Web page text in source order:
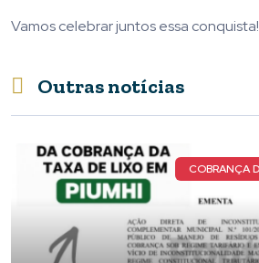
Vamos celebrar juntos essa conquista!
Outras notícias
COBRANÇA DA TAXA DE RESIDUOS